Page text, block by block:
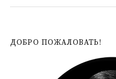
ДОБРО ПОЖАЛОВАТЬ!